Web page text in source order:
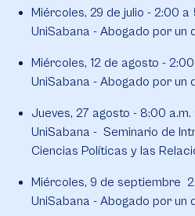
Miércoles, 29 de julio - 2:00 a
UniSabana - Abogado por un
Miércoles, 12 de agosto -
UniSabana - Abogado por un
Jueves, 27 agosto - 8:00 a.m.
UniSabana - Seminario de
Ciencias Políticas y las
Miércoles, 9 de septiembre
UniSabana - Abogado por un